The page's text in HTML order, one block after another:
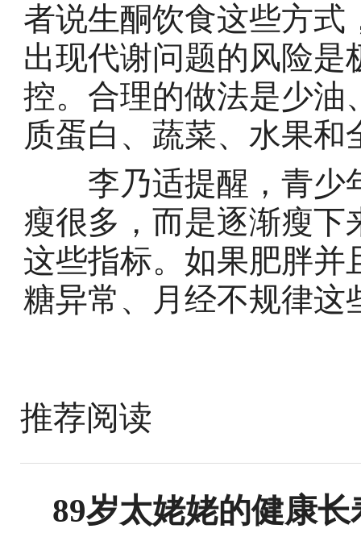
者说生酮饮食这些方式
出现代谢问题的风险
控。合理的做法是少油
质蛋白、蔬菜、水果
李乃适提醒，青少
瘦很多，而是逐渐瘦下
这些指标。如果肥胖并
糖异常、月经不规律这
推荐阅读
89岁太姥姥的健康